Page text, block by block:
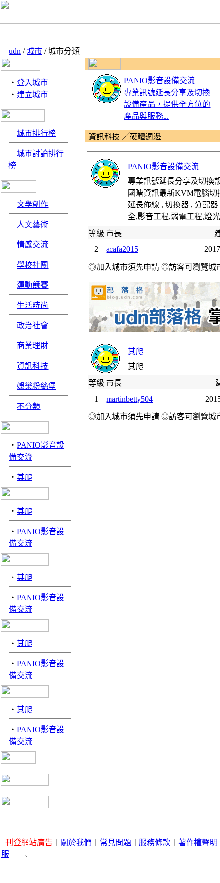
udn /城市 / 城市分類
‧ 登入城市
‧ 建立城市
城市排行榜
城市討論排行
榜
文學創作
人文藝術
情感交流
學校社團
運動競賽
生活時尚
政治社會
商業理財
資訊科技
娛樂粉絲堡
不分類
‧ PANIO影音設
備交流
‧ 其爬
‧ 其爬
‧ PANIO影音設
備交流
‧ 其爬
‧ PANIO影音設
備交流
‧ 其爬
‧ PANIO影音設
備交流
‧ 其爬
‧ PANIO影音設
備交流
PANIO影音設備交流
專業訊號延長分享及切換
設備產品，提供全方位的
產品與服務...
資訊科技 ╱硬體週邊
PANIO影音設備交流
專業訊號延長分享及切換
國瑭資訊最新KVM電腦切
延長佈線 , 切換器 , 分配
全,影音工程,弱電工程,燈
等級 市長
2
acafa2015
◎加入城市須先申請 ◎訪客可瀏覽城
其爬
其爬
等級 市長
1
martinbetty504
◎加入城市須先申請 ◎訪客可瀏覽城
刊登網站廣告 關於我們 常見問題 服務條款 著作權聲明
服